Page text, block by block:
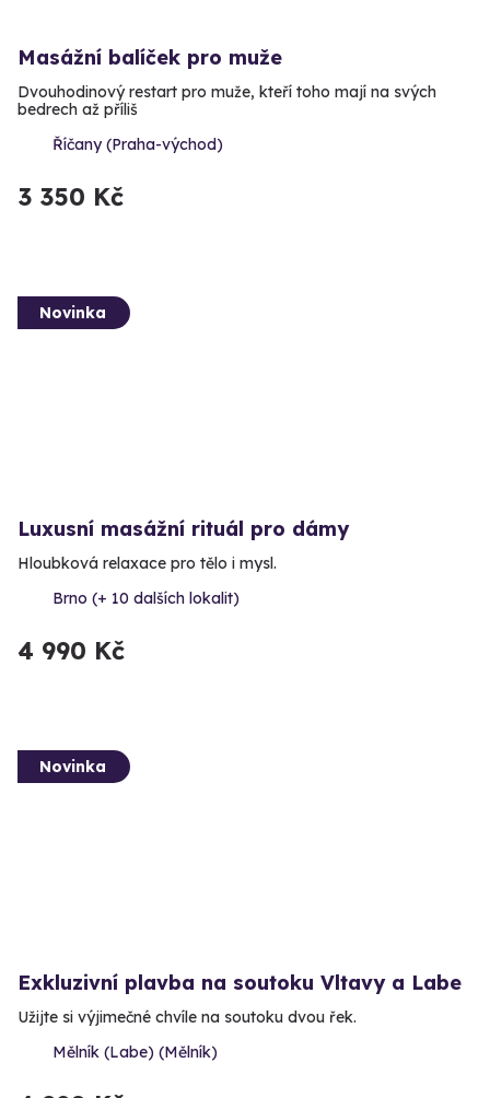
Masážní balíček pro muže
Dvouhodinový restart pro muže, kteří toho mají na svých
bedrech až příliš
Říčany (Praha-východ)
3 350 Kč
Novinka
Luxusní masážní rituál pro dámy
Hloubková relaxace pro tělo i mysl.
Brno (+ 10 dalších lokalit)
4 990 Kč
Novinka
Exkluzivní plavba na soutoku Vltavy a Labe
Užijte si výjimečné chvíle na soutoku dvou řek.
Mělník (Labe) (Mělník)